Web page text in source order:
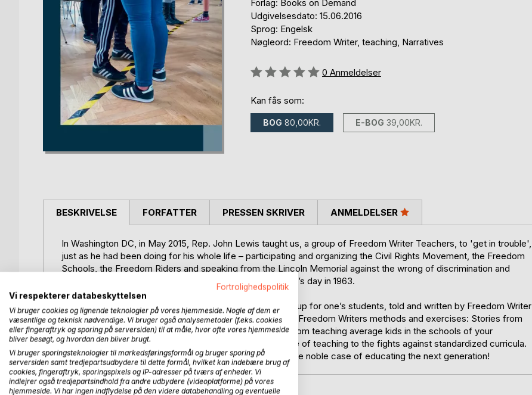
Forlag: Books on Demand
Udgivelsesdato: 15.06.2016
Sprog: Engelsk
Nøgleord: Freedom Writer, teaching, Narratives
Anmeldelse::
0 Anmeldelser
Kan fås som:
BOG 80,00KR. E-BOG 39,00KR.
BESKRIVELSE
In Washington DC, in May 2015, Rep. John Lewis taught us, a group of Freedom Writer Teachers, to 'get in trouble',
just as he had been doing for his whole life – participating and organizing the Civil Rights Movement, the Freedom
Schools, the Freedom Riders and speaking from the Lincoln Memorial against the wrong of discrimination and
segregation along with Dr. Martin Luther King that summer’s day in 1963.
"Get in trouble!" is an anthology of stories about standing up for one’s students, told and written by Freedom Writer
Teachers from all around the world – all of them using the Freedom Writers methods and exercises: Stories from
teaching Maoris of New Zealand to Inuits of Greenland, from teaching average kids in the schools of your
neighborhood to youngsters in juvenile halls, from the love of teaching to the fights against standardized curricula.
There are lots of ways and places 'to get in trouble' for the noble case of educating the next generation!
FORFATTER PRESSEN SKRIVER ANMELDELSER
Fortrolighedspolitik
Vi respekterer databeskyttelsen
Vi bruger cookies og lignende teknologier på vores hjemmeside. Nogle af dem er
væsentlige og teknisk nødvendige. Vi bruger også analysemetoder (f.eks. cookies
eller fingeraftryk og sporing på serversiden) til at måle, hvor ofte vores hjemmeside
bliver besøgt, og hvordan den bliver brugt.
Vi bruger sporingsteknologier til markedsføringsformål og bruger sporing på
serversiden samt tredjepartsudbydere til dette formål, hvilket kan indebære brug af
cookies, fingeraftryk, sporingspixels og IP-adresser på tværs af enheder. Vi
indlejrer også tredjepartsindhold fra andre udbydere (videoplatforme) på vores
hjemmeside. Vi har ingen indflydelse på den videre databehandling og eventuelle